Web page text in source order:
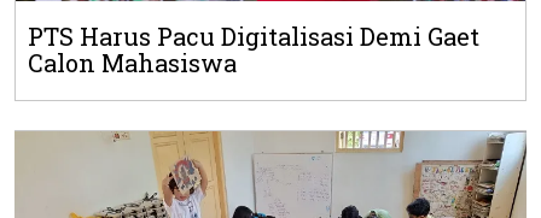
PTS Harus Pacu Digitalisasi Demi Gaet
Calon Mahasiswa